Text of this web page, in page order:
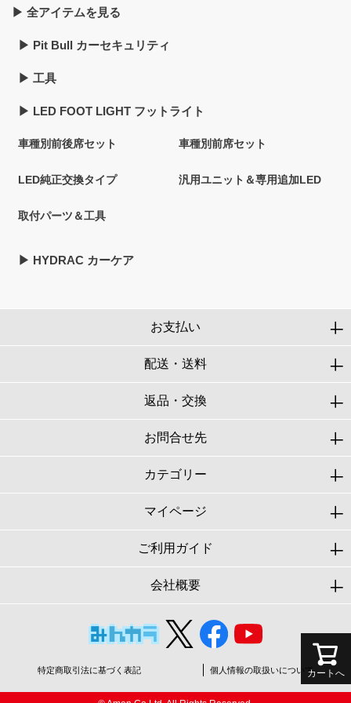
カートへ
▶︎ 全アイテムを見る
▶︎ Pit Bull カーセキュリティ
▶︎ 工具
▶︎ LED FOOT LIGHT フットライト
車種別前後席セット 車種別前席セット
LED純正交換タイプ 汎用ユニット＆専用追加LED
取付パーツ＆工具
▶︎ HYDRAC カーケア
お支払い
配送・送料
返品・交換
お問合せ先
カテゴリー
マイページ
ご利用ガイド
会社概要
特定商取引法に基づく表記 個人情報の取扱いについて